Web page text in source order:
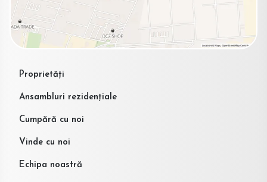
Proprietăți
Ansambluri rezidențiale
Cumpără cu noi
Vinde cu noi
Echipa noastră